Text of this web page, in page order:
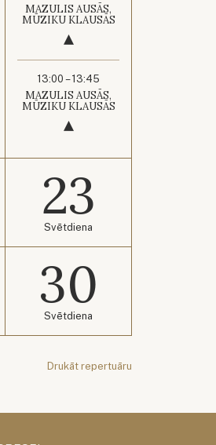
MAZULIS AUSĀS,
MŪZIKU KLAUSĀS
13:00 – 13:45
MAZULIS AUSĀS,
MŪZIKU KLAUSĀS
23
Svētdiena
30
Svētdiena
Drukāt repertuāru